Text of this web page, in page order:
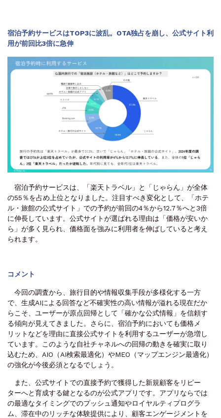
宿泊予約サービスはTOP3に波乱。OTA独占を崩し、公式サイト利
用が前回比3倍に急伸
宿泊予約サービスは、「楽天トラベル」と「じゃらん」が全体
の55％を占め上位となりました。注目すべき変化として、「ホテ
ル・旅館の公式サイト」での予約が前回の4％から12.7％へと3倍
に伸長しています。公式サイトが選ばれる理由は「価格が安いか
ら」が多く見られ、価格面を強みに利用者を伸ばしていると考え
られます。
コメント
今回の調査から、旅行目的や情報収集手段が多様化する一方
で、生成AIによる回答など不確実性の高い情報が溢れる現在だか
らこそ、ユーザーが原点回帰として「確かな公式情報」を信頼す
る傾向が見えてきました。さらに、宿泊予約においても価格メ
リットなどを理由に直接公式サイトを利用するユーザーが急増し
ています。このような自社チャネルへの回帰の動きを確実に取り
込むため、AIO（AI検索最適化）やMEO（マップエンジン最適化）
の強化が今後必須となるでしょう。
また、公式サイトでの直接予約で獲得した新規顧客をリピー
ターへと育成する鍵となるのが公式アプリです。アプリならでは
の最適なタイミングでのプッシュ通知やロイヤルティプログラ
ム、滞在中のリッチな体験提供により、顧客エンゲージメントを